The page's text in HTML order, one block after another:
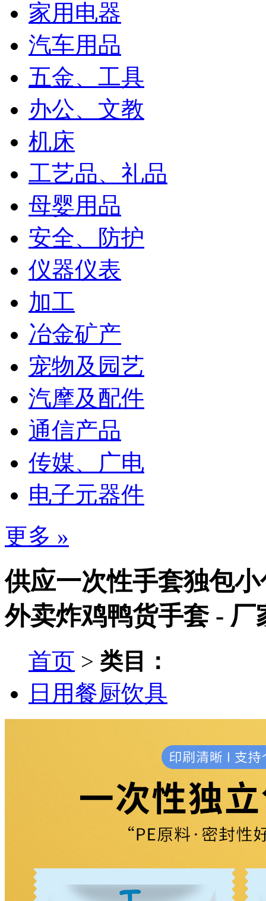
家用电器
汽车用品
五金、工具
办公、文教
机床
工艺品、礼品
母婴用品
安全、防护
仪器仪表
加工
冶金矿产
宠物及园艺
汽摩及配件
通信产品
传媒、广电
电子元器件
更多 »
供应一次性手套独包
外卖炸鸡鸭货手套 - 厂
首页 > 类目：
日用餐厨饮具